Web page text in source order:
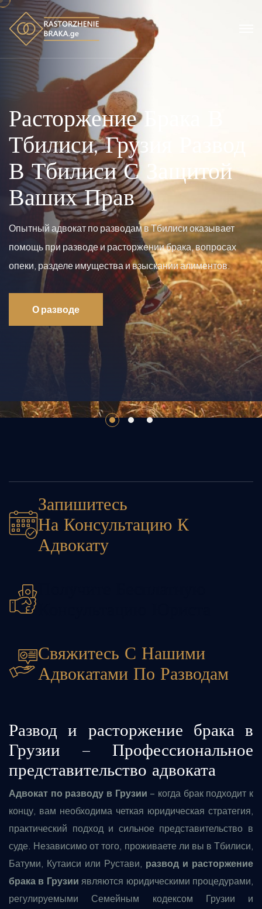
Расторжение Брака В
Тбилиси, Грузия
В Тбилиси С Защитой
Ваших Прав
Опытный адвокат по разводам в Тбилиси оказывает
помощь при разводе и расторжении брака, вопросах
опеки, разделе имущества и взыскании алиментов.
О разводе
Запишитесь
На Консультацию К
Адвокату
Свяжитесь С Нашими
Адвокатами По Разводам
Развод и расторжение брака в
Грузии – Профессиональное
представительство адвоката
Адвокат по разводу в Грузии – когда брак подходит к
концу, вам необходима четкая юридическая стратегия,
практический подход и сильное представительство в
суде. Независимо от того, проживаете ли вы в Тбилиси,
Батуми, Кутаиси или Рустави, развод и расторжение
брака в Грузии являются юридическими процедурами,
регулируемыми Семейным кодексом Грузии и